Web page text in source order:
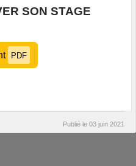
SON STAGE
PDF
Publié le 03 juin 2021